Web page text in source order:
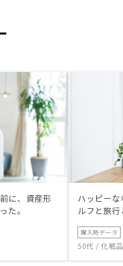
に、資産形
た。
ハッピー
ルフと旅
購入時データ
50代 / 化粧